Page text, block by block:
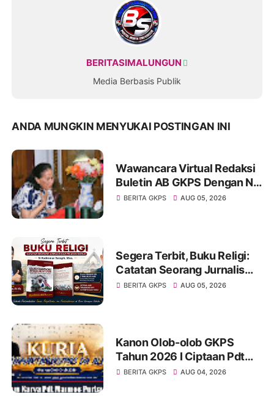
BERITASIMALUNGUN
Media Berbasis Publik
ANDA MUNGKIN MENYUKAI POSTINGAN INI
Wawancara Virtual Redaksi
Buletin AB GKPS Dengan Ny
St RK Purba Pakpak Boru
BERITA GKPS AUG 05, 2026
Segera Terbit, Buku Religi:
Catatan Seorang Jurnalis
dan Pelayan Gereja : St
BERITA GKPS AUG 05, 2026
Kanon Olob-olob GKPS
Tahun 2026 I Ciptaan Pdt
Mannes Purba I Kuria
BERITA GKPS AUG 04, 2026